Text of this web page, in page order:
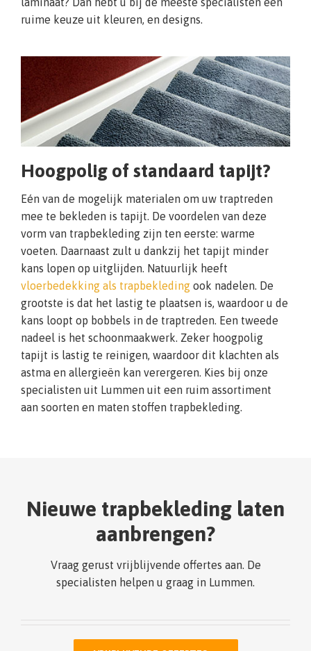
ruime keuze uit kleuren, en designs.
Hoogpolig of standaard tapijt?
Eén van de mogelijk materialen om uw traptreden
mee te bekleden is tapijt. De voordelen van deze
vorm van trapbekleding zijn ten eerste: warme
voeten. Daarnaast zult u dankzij het tapijt minder
kans lopen op uitglijden. Natuurlijk heeft
vloerbedekking als trapbekleding ook nadelen. De
grootste is dat het lastig te plaatsen is, waardoor u de
kans loopt op bobbels in de traptreden. Een tweede
nadeel is het schoonmaakwerk. Zeker hoogpolig
tapijt is lastig te reinigen, waardoor dit klachten als
astma en allergieën kan verergeren. Kies bij onze
specialisten uit Lummen uit een ruim assortiment
aan soorten en maten stoffen trapbekleding.
Nieuwe trapbekleding laten
aanbrengen?
Vraag gerust vrijblijvende offertes aan. De
specialisten helpen u graag in Lummen.